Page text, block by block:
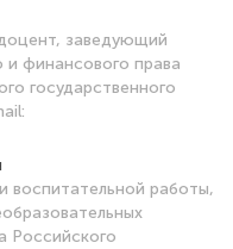
заведующий
финансового права
государственного
воспитательной работы,
Российского